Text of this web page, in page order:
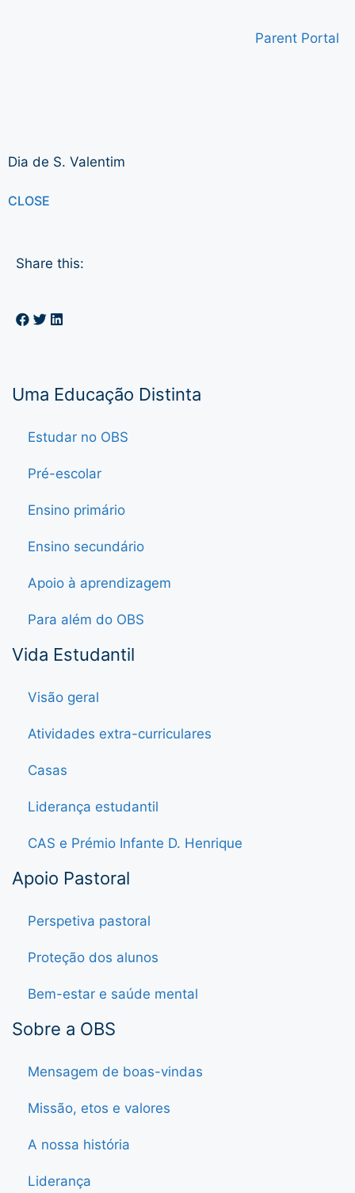
Parent Portal
Dia de S. Valentim
CLOSE
Share this:
Uma Educação Distinta
Estudar no OBS
Pré-escolar
Ensino primário
Ensino secundário
Apoio à aprendizagem
Para além do OBS
Vida Estudantil
Visão geral
Atividades extra-curriculares
Casas
Liderança estudantil
CAS e Prémio Infante D. Henrique
Apoio Pastoral
Perspetiva pastoral
Proteção dos alunos
Bem-estar e saúde mental
Sobre a OBS
Mensagem de boas-vindas
Missão, etos e valores
A nossa história
Liderança